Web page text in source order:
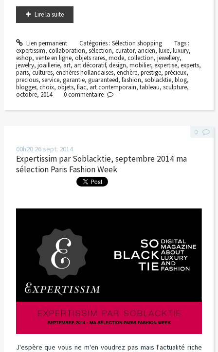
Lire la suite
Lien permanent Catégories : Sélection shopping
Tags :
expertissim, collaboration, sélection, curator, ancien, luxe, luxury,
eshop, vente en ligne, objets rares, mode, collection, jewellery,
jewelry, joaillerie, art, art décoratif, design, mobilier, expertise, experts,
paris, cultures, enchères hollandaises, enchère, prestige, précieux,
precious, service, garantie, guaranteed, fashion, soblacktie, blog,
blogger, choix, objets, fiac, art contemporain, tableau, sculpture,
octobre, 2014 0commentaire
00h20 26 sept. 2014
Expertissim par Soblacktie, septembre 2014 ma
sélection Paris Fashion Week
J'espère que vous ne m'en voudrez pas mais l'actualité riche
0